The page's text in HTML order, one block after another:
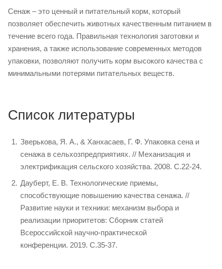
Сенаж – это ценный и питательный корм, который
позволяет обеспечить животных качественным питанием в
течение всего года. Правильная технология заготовки и
хранения, а также использование современных методов
упаковки, позволяют получить корм высокого качества с
минимальными потерями питательных веществ.
Список литературы
Зверькова, Я. А., & Ханхасаев, Г. Ф. Упаковка сена и
сенажа в сельхозпредприятиях. // Механизация и
электрификация сельского хозяйства. 2008. С.22-24.
Дауберт, Е. В. Технологические приемы,
способствующие повышению качества сенажа. //
Развитие науки и техники: механизм выбора и
реализации приоритетов: Сборник статей
Всероссийской научно-практической
конференции. 2019. С.35-37.